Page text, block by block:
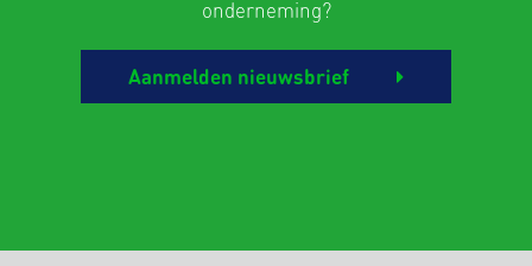
onderneming?
Aanmelden nieuwsbrief